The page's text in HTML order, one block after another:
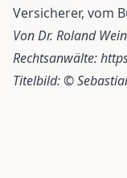
Versicherer, vom
Von Dr. Roland
Rechtsanwälte:
Titelbild: ©